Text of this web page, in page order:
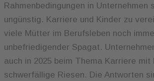
Rahmenbedingungen in Unternehmen
ungünstig. Karriere und Kinder zu
viele Mütter im Berufsleben noch
unbefriedigender Spagat.
auch in 2025 beim Thema Karriere mit
schwerfällige Riesen. Die Antworten